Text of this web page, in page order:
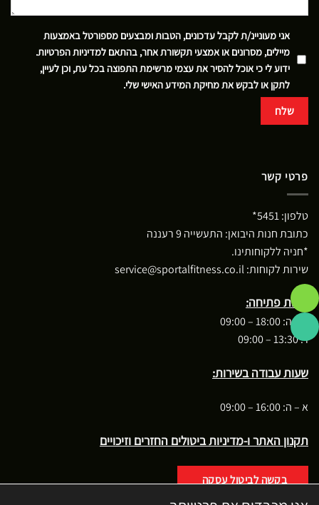
אני מעוניינ/ת לקבל עדכונים, הטבות ומבצעים מספורטל באמצעות
מיילים, מסרונים או אמצעי תקשורת אחר, בהתאם למדיניות הפרטיות.
ידוע לי כי אוכל להסיר את עצמי מרשימת התפוצה בכל עת, וכן לעיין,
לתקן או לבקש את מחיקת המידע האישי שלי.
פרטי קשר
טלפון:5451*
כתובת חנות היבואן: התעשייה 9 רעננה
*חניה ללקוחותינו.
שירות לקוחות:service@sportalfitness.co.il
שעות פתיחה:
א – ה: 18:00 – 09:00
ו : 13:30 – 09:00
שעות עבודה בשירות:
א – ה: 16:00 – 09:00
תקנון האתר ו-מדיניות ביטולים החזרים וזיכויים
בקשה לביטול עסקה